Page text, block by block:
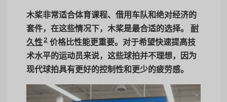
木桨非常适合体育课程、借用车队和绝对经济的
套件，在这些情况下，木桨是最合适的选择。耐
久性2价格比性能更重要。对于希望快速提高技
术水平的运动员来说，这些球拍并不理想，因为
现代球拍具有更好的控制性和更少的疲劳感。